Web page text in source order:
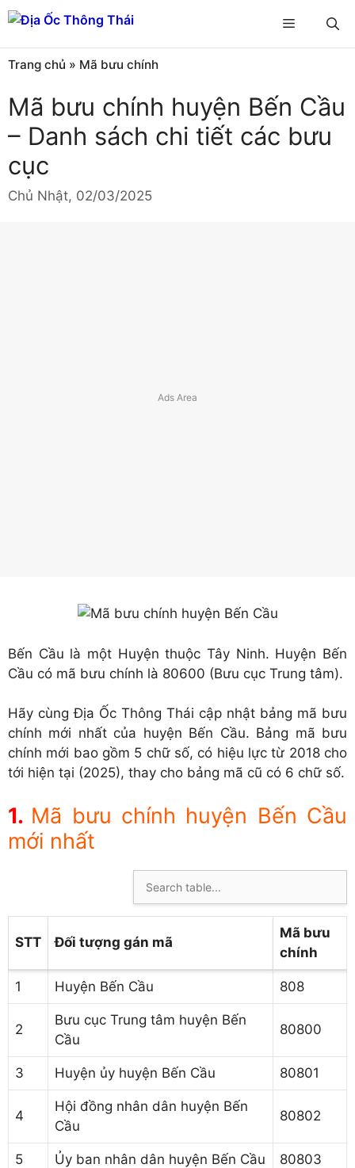
Chuyển
đến
nội
dung
Menu
Trang chủ » Mã bưu chính
Mã bưu chính huyện Bến Cầu
– Danh sách chi tiết các bưu
cục
Chủ Nhật, 02/03/2025
Bến Cầu là một Huyện thuộc Tây Ninh. Huyện Bến
Cầu có mã bưu chính là 80600 (Bưu cục Trung tâm).
Hãy cùng Địa Ốc Thông Thái cập nhật bảng mã bưu
chính mới nhất của huyện Bến Cầu. Bảng mã bưu
chính mới bao gồm 5 chữ số, có hiệu lực từ 2018 cho
tới hiện tại (2025), thay cho bảng mã cũ có 6 chữ số.
Mã bưu chính huyện Bến Cầu
mới nhất
STT Đối tượng gán mã
Mã bưu
chính
1 Huyện Bến Cầu 808
2
Bưu cục Trung tâm huyện Bến
Cầu
80800
3 Huyện ủy huyện Bến Cầu 80801
4
Hội đồng nhân dân huyện Bến
Cầu
80802
5 Ủy ban nhân dân huyện Bến Cầu 80803